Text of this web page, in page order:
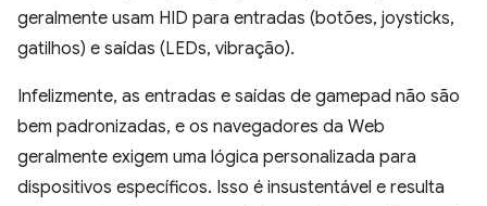
geralmente usam HID para entradas (botões, joysticks,
gatilhos) e saídas (LEDs, vibração).
Infelizmente, as entradas e saídas de gamepad não são
bem padronizadas, e os navegadores da Web
geralmente exigem uma lógica personalizada para
dispositivos específicos. Isso é insustentável e resulta